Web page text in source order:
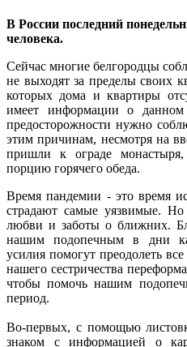
В России последний
человека.
Сейчас многие белгородцы
не выходят за пределы своих
которых дома и квартиры
имеет информации о
предосторожности нужно
этим причинам, несмотря на
пришли к ограде
порцию горячего обеда.
Время пандемии - это время
страдают самые уязвимые.
любви и заботы о ближних.
нашим подопечным в дни
усилия помогут преодолеть
нашего сестричества
чтобы помочь нашим
период.
Во-первых, с помощью
знаком с информацией о